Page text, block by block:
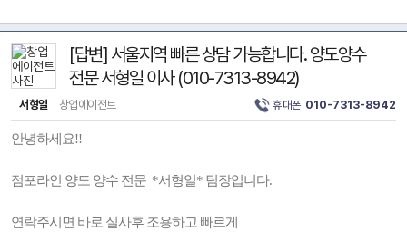
[답변] 서울지역 빠른 상담 가능합니다. 양도양수
전문 서형일 이사 (010-7313-8942)
서형일 창업에이전트 휴대폰 010-7313-8942
안녕하세요!!
점포라인 양도 양수 전문 *서형일* 팀장입니다.
연락주시면 바로 실사후 조용하고 빠르게